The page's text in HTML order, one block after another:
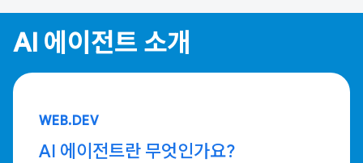
AI 에이전트 소개
WEB.DEV
AI 에이전트란 무엇인가요?